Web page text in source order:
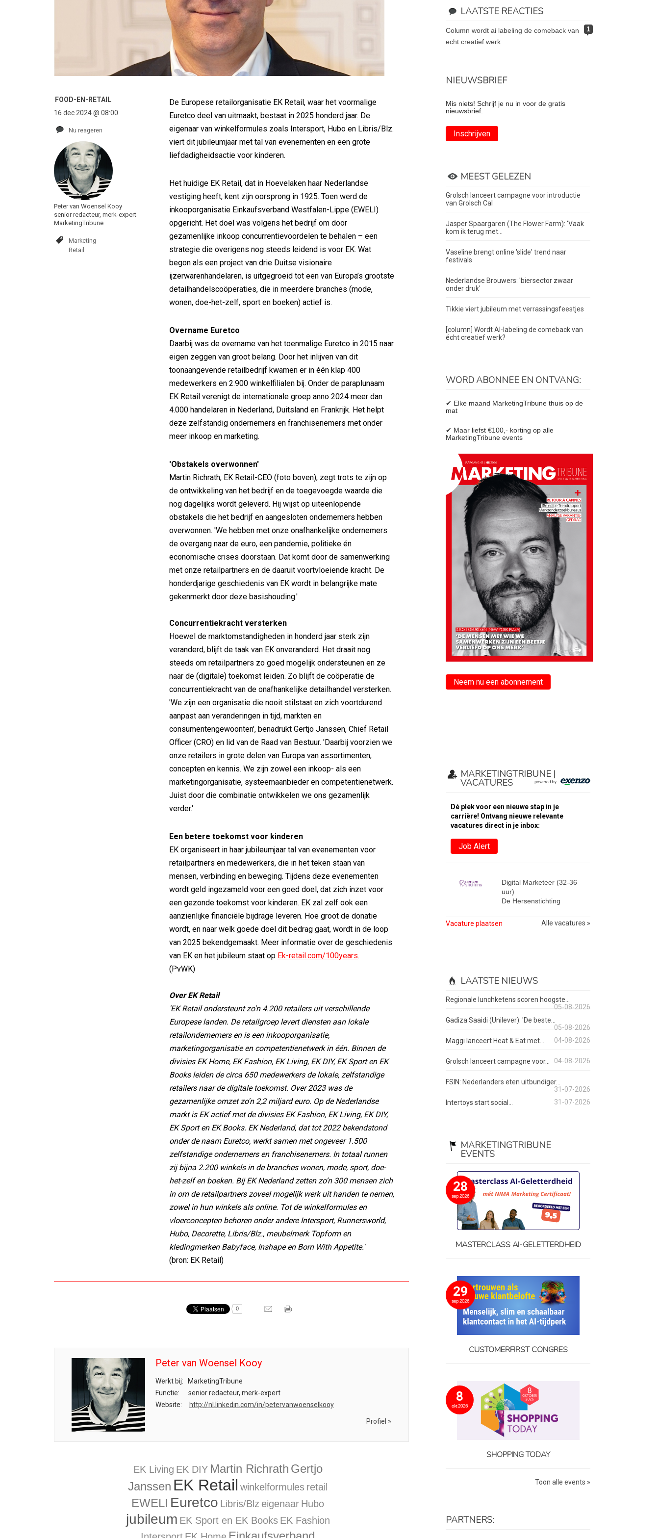
FOOD-EN-RETAIL
16 dec 2024 @ 08:00
Nu reageren
Peter van Woensel Kooy
senior redacteur, merk-expert
MarketingTribune
Marketing
Retail
De Europese retailorganisatie EK Retail, waar het voormalige
Euretco deel van uitmaakt, bestaat in 2025 honderd jaar. De
eigenaar van winkelformules zoals Intersport, Hubo en Libris/Blz.
viert dit jubileumjaar met tal van evenementen en een grote
liefdadigheidsactie voor kinderen.
Het huidige EK Retail, dat in Hoevelaken haar Nederlandse
vestiging heeft, kent zijn oorsprong in 1925. Toen werd de
inkooporganisatie Einkaufsverband Westfalen-Lippe (EWELI)
opgericht. Het doel was volgens het bedrijf om door
gezamenlijke inkoop concurrentievoordelen te behalen – een
strategie die overigens nog steeds leidend is voor EK. Wat
begon als een project van drie Duitse visionaire
ijzerwarenhandelaren, is uitgegroeid tot een van Europa’s grootste
detailhandelscoöperaties, die in meerdere branches (mode,
wonen, doe-het-zelf, sport en boeken) actief is.
Overname Euretco
Daarbij was de overname van het toenmalige Euretco in 2015 naar
eigen zeggen van groot belang. Door het inlijven van dit
toonaangevende retailbedrijf kwamen er in één klap 400
medewerkers en 2.900 winkelfilialen bij. Onder de paraplunaam
EK Retail verenigt de internationale groep anno 2024 meer dan
4.000 handelaren in Nederland, Duitsland en Frankrijk. Het helpt
deze zelfstandig ondernemers en franchisenemers met onder
meer inkoop en marketing.
'Obstakels overwonnen'
Martin Richrath, EK Retail-CEO (foto boven), zegt trots te zijn op
de ontwikkeling van het bedrijf en de toegevoegde waarde die
nog dagelijks wordt geleverd. Hij wijst op uiteenlopende
obstakels die het bedrijf en aangesloten ondernemers hebben
overwonnen. 'We hebben met onze onafhankelijke ondernemers
de overgang naar de euro, een pandemie, politieke én
economische crises doorstaan. Dat komt door de samenwerking
met onze retailpartners en de daaruit voortvloeiende kracht. De
honderdjarige geschiedenis van EK wordt in belangrijke mate
gekenmerkt door deze basishouding.'
Concurrentiekracht versterken
Hoewel de marktomstandigheden in honderd jaar sterk zijn
veranderd, blijft de taak van EK onveranderd. Het draait nog
steeds om retailpartners zo goed mogelijk ondersteunen en ze
naar de (digitale) toekomst leiden. Zo blijft de coöperatie de
concurrentiekracht van de onafhankelijke detailhandel versterken.
'We zijn een organisatie die nooit stilstaat en zich voortdurend
aanpast aan veranderingen in tijd, markten en
consumentengewoonten', benadrukt Gertjo Janssen, Chief Retail
Officer (CRO) en lid van de Raad van Bestuur. 'Daarbij voorzien we
onze retailers in grote delen van Europa van assortimenten,
concepten en kennis. We zijn zowel een inkoop- als een
marketingorganisatie, systeemaanbieder en competentienetwerk.
Juist door die combinatie ontwikkelen we ons gezamenlijk
verder.'
Een betere toekomst voor kinderen
EK organiseert in haar jubileumjaar tal van evenementen voor
retailpartners en medewerkers, die in het teken staan van
mensen, verbinding en beweging. Tijdens deze evenementen
wordt geld ingezameld voor een goed doel, dat zich inzet voor
een gezonde toekomst voor kinderen. EK zal zelf ook een
aanzienlijke financiële bijdrage leveren. Hoe groot de donatie
wordt, en naar welk goede doel dit bedrag gaat, wordt in de loop
van 2025 bekendgemaakt. Meer informatie over de geschiedenis
van EK en het jubileum staat op Ek-retail.com/100years.
(PvWK)
Over EK Retail
'EK Retail ondersteunt zo'n 4.200 retailers uit verschillende
Europese landen. De retailgroep levert diensten aan lokale
retailondernemers en is een inkooporganisatie,
marketingorganisatie en competentienetwerk in één. Binnen de
divisies EK Home, EK Fashion, EK Living, EK DIY, EK Sport en EK
Books leiden de circa 650 medewerkers de lokale, zelfstandige
retailers naar de digitale toekomst. Over 2023 was de
gezamenlijke omzet zo'n 2,2 miljard euro. Op de Nederlandse
markt is EK actief met de divisies EK Fashion, EK Living, EK DIY,
EK Sport en EK Books. EK Nederland, dat tot 2022 bekendstond
onder de naam Euretco, werkt samen met ongeveer 1.500
zelfstandige ondernemers en franchisenemers. In totaal runnen
zij bijna 2.200 winkels in de branches wonen, mode, sport, doe-
het-zelf en boeken. Bij EK Nederland zetten zo’n 300 mensen zich
in om de retailpartners zoveel mogelijk werk uit handen te nemen,
zowel in hun winkels als online. Tot de winkelformules en
vloerconcepten behoren onder andere Intersport, Runnersworld,
Hubo, Decorette, Libris/Blz., meubelmerk Topform en
kledingmerken Babyface, Inshape en Born With Appetite.'
(bron: EK Retail)
0
Peter van Woensel Kooy
Werkt bij:
MarketingTribune
Functie:
senior redacteur, merk-expert
Website:
http://nl.linkedin.com/in/petervanwoenselkooy
Profiel »
EK Living EK DIY Martin Richrath Gertjo
Janssen EK Retail winkelformules retail
EWELI Euretco Libris/Blz eigenaar Hubo
jubileum EK Sport en EK Books EK Fashion
LAATSTE REACTIES
1
column wordt ai labeling de comeback van
echt creatief werk
NIEUWSBRIEF
Mis niets! Schrijf je nu in voor de gratis
nieuwsbrief.
Inschrijven
MEEST GELEZEN
Grolsch lanceert campagne voor introductie
van Grolsch Cal
Jasper Spaargaren (The Flower Farm): ‘Vaak
kom ik terug met...
Vaseline brengt online 'slide' trend naar
festivals
Nederlandse Brouwers: 'biersector zwaar
onder druk'
Tikkie viert jubileum met verrassingsfeestjes
[column] Wordt AI-labeling de comeback van
écht creatief werk?
WORD ABONNEE EN ONTVANG:
✔ Elke maand MarketingTribune thuis op de
mat
✔ Maar liefst €100,- korting op alle
MarketingTribune events
Neem nu een abonnement
MARKETINGTRIBUNE |
VACATURES
Dé plek voor een nieuwe stap in je
carrière! Ontvang nieuwe relevante
vacatures direct in je inbox:
Job Alert
Digital Marketeer (32-36
uur)
De Hersenstichting
Vacature plaatsen Alle vacatures »
LAATSTE NIEUWS
Regionale lunchketens scoren hoogste...
05-08-2026
Gadiza Saaidi (Unilever): 'De beste...
05-08-2026
Maggi lanceert Heat & Eat met...
04-08-2026
Grolsch lanceert campagne voor... 04-08-2026
FSIN: Nederlanders eten uitbundiger...
31-07-2026
Intertoys start social...
31-07-2026
MARKETINGTRIBUNE
EVENTS
28
sep 2026
MASTERCLASS AI-GELETTERDHEID
29
sep 2026
CUSTOMERFIRST CONGRES
8
okt 2026
SHOPPING TODAY
Toon alle events »
PARTNERS: